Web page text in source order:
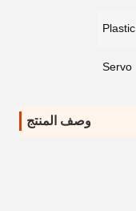
Plastic
Servo
وصف المنتج